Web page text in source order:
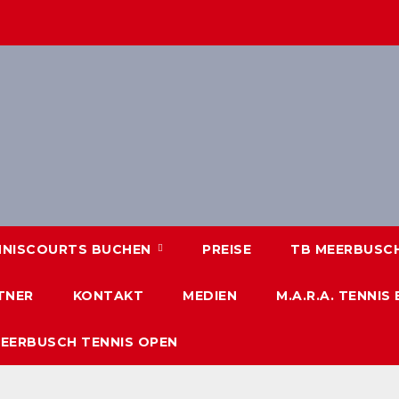
BUCHEN PREISE TB
KONTAKT MEDIEN M.A.R.A. TENNIS
TENNIS OPEN